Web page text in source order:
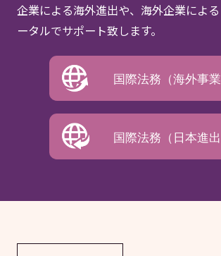
企業による海外進出や、海外企業によ
ータルでサポート致します。
国際法務（海外事業
国際法務（日本進出